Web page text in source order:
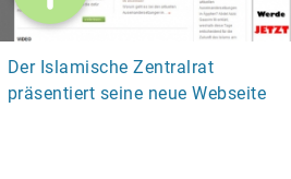
Der Islamische Zentralrat
präsentiert seine neue Webseite